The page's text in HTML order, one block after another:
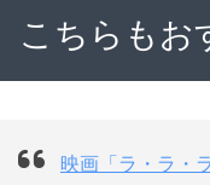
こちらもお
映画「ラ・ラ・